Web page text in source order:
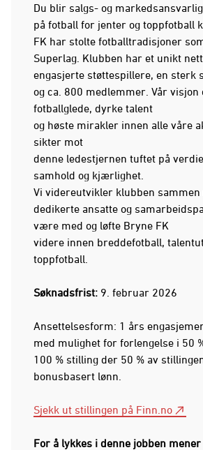
Du blir salgs- og
på fotball for jenter og toppfotball
FK har stolte fotballtradisjoner
Superlag. Klubben har et unikt
engasjerte støttespillere, en sterk
og ca. 800 medlemmer. Vår visjon
fotballglede, dyrke talent
og høste mirakler innen alle våre
sikter mot
denne ledestjernen tuftet på
samhold og kjærlighet.
Vi videreutvikler klubben sammen
dedikerte ansatte og
være med og løfte Bryne FK
videre innen breddefotball,
toppfotball.
Søknadsfrist: 9. februar 2026
Ansettelsesform: 1 års
med mulighet for forlengelse i 50
100 % stilling der 50 % av
bonusbasert lønn.
Sjekk ut stillingen på Finn.no
For å lykkes i denne jobben